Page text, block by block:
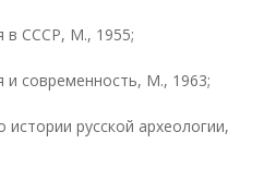
в СССР, М., 1955;
современность, М., 1963;
русской археологии,